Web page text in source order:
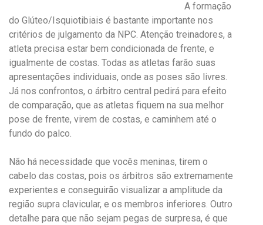
A formação
do Glúteo/Isquiotibiais é bastante importante nos
critérios de julgamento da NPC. Atenção treinadores, a
atleta precisa estar bem condicionada de frente, e
igualmente de costas. Todas as atletas farão suas
apresentações individuais, onde as poses são livres.
Já nos confrontos, o árbitro central pedirá para efeito
de comparação, que as atletas fiquem na sua melhor
pose de frente, virem de costas, e caminhem até o
fundo do palco.
Não há necessidade que vocês meninas, tirem o
cabelo das costas, pois os árbitros são extremamente
experientes e conseguirão visualizar a amplitude da
região supra clavicular, e os membros inferiores. Outro
detalhe para que não sejam pegas de surpresa, é que